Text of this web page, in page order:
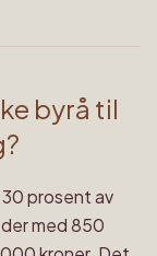
byrå til
prosent av
med 850